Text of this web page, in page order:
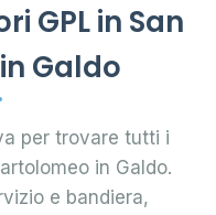
GPL in San
Galdo
per trovare tutti i
in Galdo.
e bandiera,